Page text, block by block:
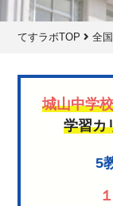
てすラボTOP 全
城山中学校
学習カ
5